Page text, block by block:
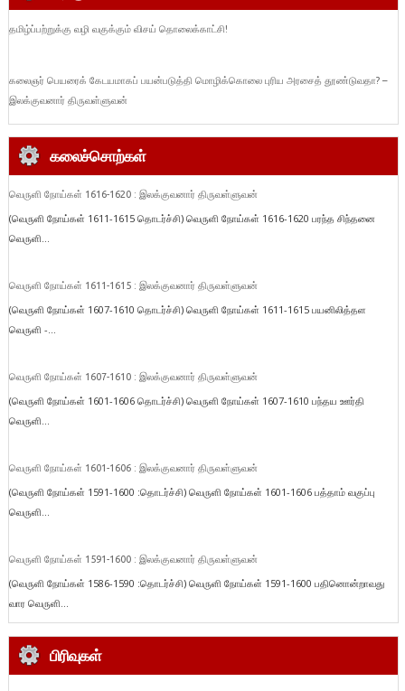
தமிழ்ப்பற்றுக்கு வழி வகுக்கும் விசய் தொலைக்காட்சி!
கலைஞர் பெயரைக் கேடயமாகப் பயன்படுத்தி மொழிக்கொலை புரிய அரசைத் தூண்டுவதா? –
இலக்குவனார் திருவள்ளுவன்
கலைச்சொற்கள்
வெருளி நோய்கள் 1616-1620 : இலக்குவனார் திருவள்ளுவன்
(வெருளி நோய்கள் 1611-1615 தொடர்ச்சி) வெருளி நோய்கள் 1616-1620 பரந்த சிந்தனை
வெருளி...
வெருளி நோய்கள் 1611-1615 : இலக்குவனார் திருவள்ளுவன்
(வெருளி நோய்கள் 1607-1610 தொடர்ச்சி) வெருளி நோய்கள் 1611-1615 பயனிலித்தள
வெருளி -...
வெருளி நோய்கள் 1607-1610 : இலக்குவனார் திருவள்ளுவன்
(வெருளி நோய்கள் 1601-1606 தொடர்ச்சி) வெருளி நோய்கள் 1607-1610 பந்தய ஊர்தி
வெருளி...
வெருளி நோய்கள் 1601-1606 : இலக்குவனார் திருவள்ளுவன்
(வெருளி நோய்கள் 1591-1600 :தொடர்ச்சி) வெருளி நோய்கள் 1601-1606 பத்தாம் வகுப்பு
வெருளி...
வெருளி நோய்கள் 1591-1600 : இலக்குவனார் திருவள்ளுவன்
(வெருளி நோய்கள் 1586-1590 :தொடர்ச்சி) வெருளி நோய்கள் 1591-1600 பதினொன்றாவது
வார வெருளி...
பிரிவுகள்